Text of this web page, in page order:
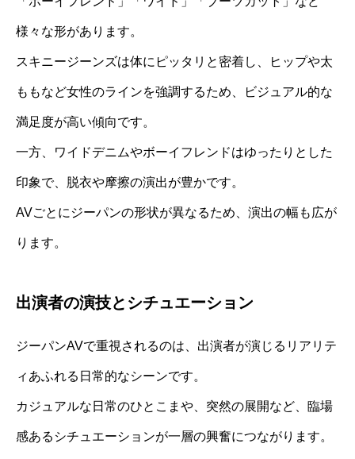
様々な形があります。
スキニージーンズは体にピッタリと密着し、ヒップや太
ももなど女性のラインを強調するため、ビジュアル的な
満足度が高い傾向です。
一方、ワイドデニムやボーイフレンドはゆったりとした
印象で、脱衣や摩擦の演出が豊かです。
AVごとにジーパンの形状が異なるため、演出の幅も広が
ります。
出演者の演技とシチュエーション
ジーパンAVで重視されるのは、出演者が演じるリアリテ
ィあふれる日常的なシーンです。
カジュアルな日常のひとこまや、突然の展開など、臨場
感あるシチュエーションが一層の興奮につながります。